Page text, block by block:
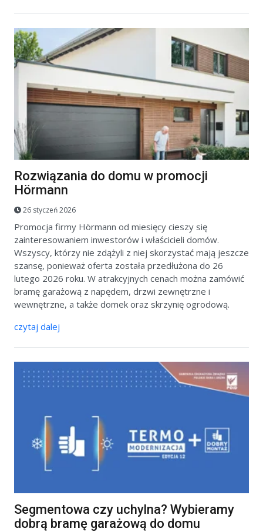
Rozwiązania do domu w promocji
Hörmann
26 styczeń 2026
Promocja firmy Hörmann od miesięcy cieszy się
zainteresowaniem inwestorów i właścicieli domów.
Wszyscy, którzy nie zdążyli z niej skorzystać mają jeszcze
szansę, ponieważ oferta została przedłużona do 26
lutego 2026 roku. W atrakcyjnych cenach można zamówić
bramę garażową z napędem, drzwi zewnętrzne i
wewnętrzne, a także domek oraz skrzynię ogrodową.
czytaj dalej
Segmentowa czy uchylna? Wybieramy
dobrą bramę garażową do domu